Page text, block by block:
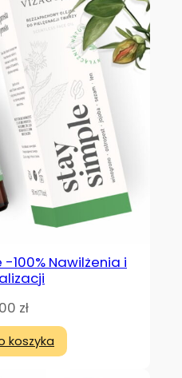
100% Nawilżenia i
zł
koszyka